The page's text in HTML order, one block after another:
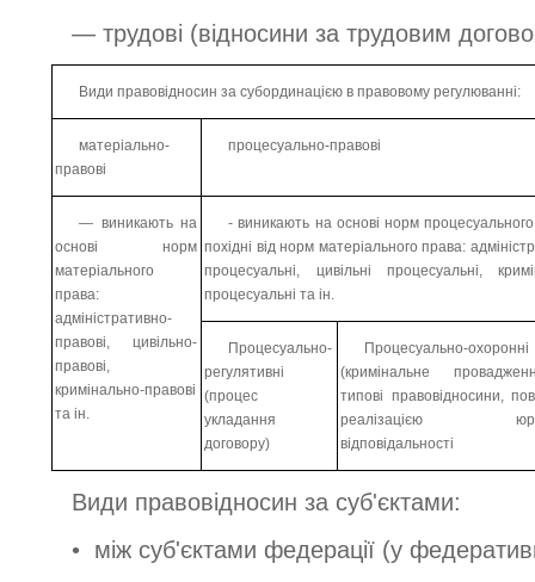
— трудові (відносини за трудовим
Види правовідносин за субординацією в правовому регулюванні:
матеріально-
правові
процесуально-правові
— виникають на
основі норм
матеріального
права:
адміністративно-
правові, цивільно-
правові,
кримінально-правові
та ін.
- виникають на основі норм
похідні від норм матеріального права:
процесуальні, цивільні процесуальні,
процесуальні та ін.
Процесуально-
регулятивні
(процес
укладання
договору)
Процесуально-охоронні
(кримінальне
типові правовідносини,
реалізацією
відповідальності
Види правовідносин за суб'єктами:
• між суб'єктами федерації (у